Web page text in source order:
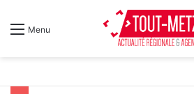
Menu